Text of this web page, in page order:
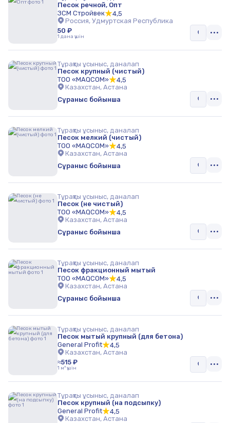
Песок речной, Опт
ЗСМ Стройвек
4,5
Россия, Удмуртская Республика
50 ₽
1 дана үшін
Тұрақты ұсыныс, даналап
Песок крупный (чистый)
ТОО «MAQCOM»
4,5
Казахстан, Астана
Сұраныс бойынша
Тұрақты ұсыныс, даналап
Песок мелкий (чистый)
ТОО «MAQCOM»
4,5
Казахстан, Астана
Сұраныс бойынша
Тұрақты ұсыныс, даналап
Песок (не чистый)
ТОО «MAQCOM»
4,5
Казахстан, Астана
Сұраныс бойынша
Тұрақты ұсыныс, даналап
Песок фракционный мытый
ТОО «MAQCOM»
4,5
Казахстан, Астана
Сұраныс бойынша
Тұрақты ұсыныс, даналап
Песок мытый крупный (для бетона)
General Profit
4,5
Казахстан, Астана
≈515 ₽
1 м³ үшін
Тұрақты ұсыныс, даналап
Песок крупный (на подсыпку)
General Profit
4,5
Казахстан, Астана